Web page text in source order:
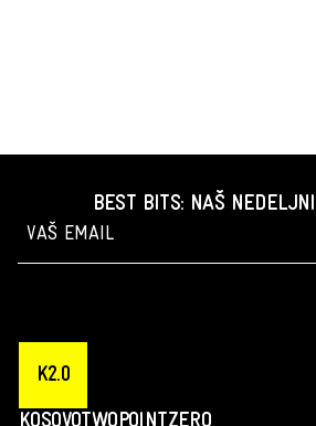
BEST BITS: NAŠ
K2.0
KOSOVOTWOPOINTZERO